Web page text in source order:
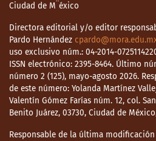
Ciudad de M¨éxico
Directora editorial y/o editor
Pardo Hernández
uso exclusivo núm.: 04-2014-
ISSN electrónico: 2395-8464. Último
número 2 (125), mayo-agosto 2026.
de este número: Yolanda Martínez
Valentín Gómez Farías núm. 12, col.
Benito Juárez, 03730, Ciudad de
Responsable de la última